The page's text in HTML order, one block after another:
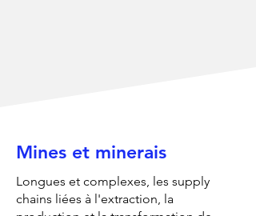
Mines et minerais
Longues et complexes, les supply
chains liées à l'extraction, la